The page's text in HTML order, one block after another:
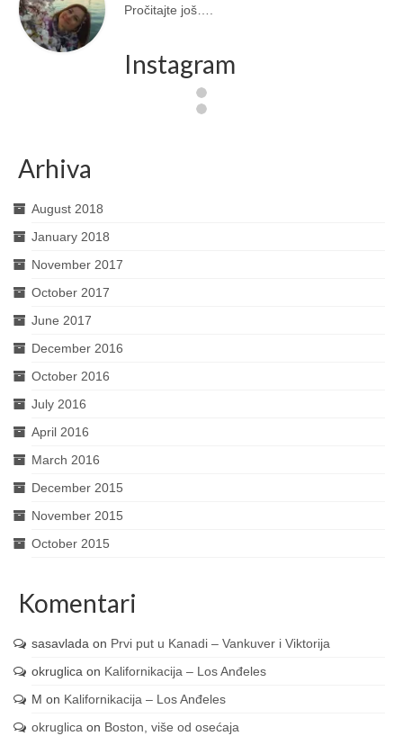
Pročitajte još….
Instagram
Arhiva
August 2018
January 2018
November 2017
October 2017
June 2017
December 2016
October 2016
July 2016
April 2016
March 2016
December 2015
November 2015
October 2015
Komentari
sasavlada on Prvi put u Kanadi – Vankuver i Viktorija
okruglica on Kalifornikacija – Los Anđeles
M on Kalifornikacija – Los Anđeles
okruglica on Boston, više od osećaja